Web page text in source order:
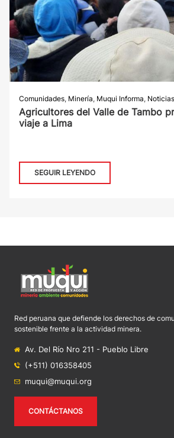
Comunidades, Minería, Muqui Informa, Noticias
Agricultores del Valle de Tambo
viaje a Lima
SEGUIR LEYENDO
Red peruana que defiende los derechos de
sostenible frente a la actividad minera.
Av. Del Río Nro 211 - Pueblo Libre
(+511) 016358405
muqui@muqui.org
CONTÁCTANOS